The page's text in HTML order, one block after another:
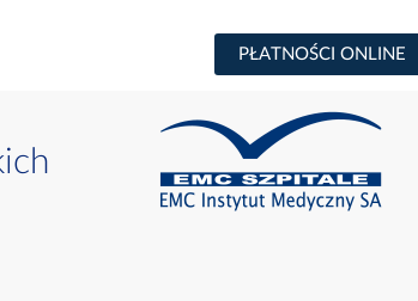
PŁATNOŚCI ONLINE